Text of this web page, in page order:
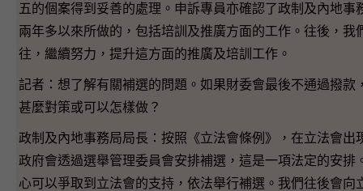
五的個案得到妥善的處理。申訴專員亦確認了政制及內地事
兩年多以來所做的，包括培訓及推廣方面的工作。往後，我
往，繼續努力，提升這方面的推廣及培訓工作。
記者：想了解有關補選的問題。如果財委會最後不通過撥款
甚麼對策或可以怎樣做？
政制及內地事務局局長：按照《立法會條例》，在立法會出
政府會透過選舉管理委員會安排補選，這是一項法定的安排
心可以爭取到立法會的支持，依法舉行補選。我們往後會向